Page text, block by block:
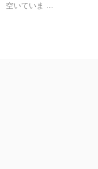
空いていま ...